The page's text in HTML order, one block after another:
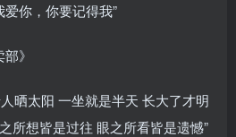
你，你要记得我”
》
晒太阳 一坐就是半天 长大了才明
所想皆是过往 眼之所看皆是遗憾”